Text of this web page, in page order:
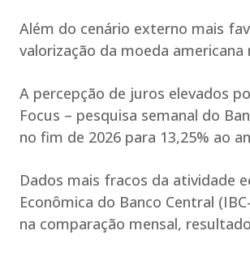
Além do cenário externo mais
valorização da moeda
A percepção de juros elevados
Focus – pesquisa semanal do
no fim de 2026 para 13,25% ao
Dados mais fracos da atividade
Econômica do Banco Central
na comparação mensal,